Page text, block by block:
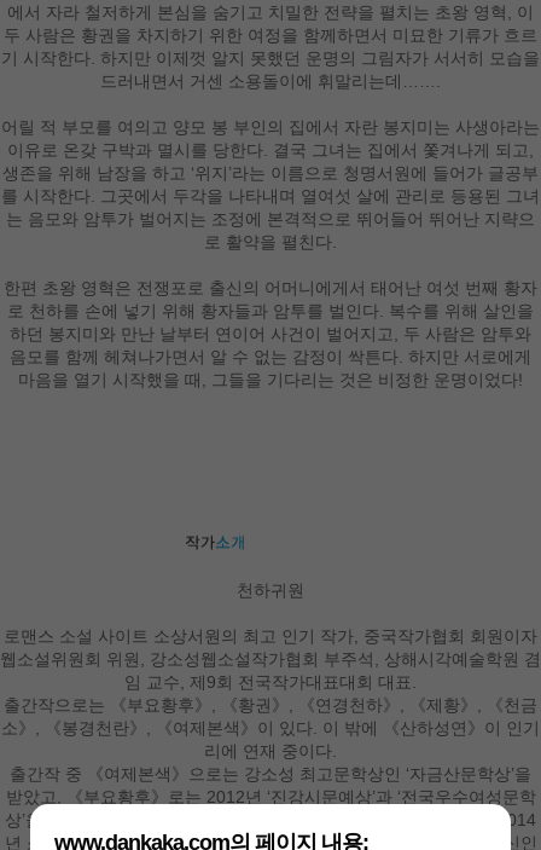
에서 자라 철저하게 본심을 숨기고 치밀한 전략을 펼치는 초왕 영혁, 이
두 사람은 황권을 차지하기 위한 여정을 함께하면서 미묘한 기류가 흐르
기 시작한다. 하지만 이제껏 알지 못했던 운명의 그림자가 서서히 모습을
드러내면서 거센 소용돌이에 휘말리는데…….
어릴 적 부모를 여의고 양모 봉 부인의 집에서 자란 봉지미는 사생아라는
이유로 온갖 구박과 멸시를 당한다. 결국 그녀는 집에서 쫓겨나게 되고,
생존을 위해 남장을 하고 ‘위지’라는 이름으로 청명서원에 들어가 글공부
를 시작한다. 그곳에서 두각을 나타내며 열여섯 살에 관리로 등용된 그녀
는 음모와 암투가 벌어지는 조정에 본격적으로 뛰어들어 뛰어난 지략으
로 활약을 펼친다.
한편 초왕 영혁은 전쟁포로 출신의 어머니에게서 태어난 여섯 번째 황자
로 천하를 손에 넣기 위해 황자들과 암투를 벌인다. 복수를 위해 살인을
하던 봉지미와 만난 날부터 연이어 사건이 벌어지고, 두 사람은 암투와
음모를 함께 헤쳐나가면서 알 수 없는 감정이 싹튼다. 하지만 서로에게
마음을 열기 시작했을 때, 그들을 기다리는 것은 비정한 운명이었다!
천하귀원
로맨스 소설 사이트 소상서원의 최고 인기 작가, 중국작가협회 회원이자
웹소설위원회 위원, 강소성웹소설작가협회 부주석, 상해시각예술학원 겸
임 교수, 제9회 전국작가대표대회 대표.
출간작으로는 《부요황후》, 《황권》, 《연경천하》, 《제황》, 《천금
소》, 《봉경천란》, 《여제본색》이 있다. 이 밖에 《산하성연》이 인기
리에 연재 중이다.
출간작 중 《여제본색》으로는 강소성 최고문학상인 ‘자금산문학상’을
받았고, 《부요황후》로는 2012년 ‘진강시문예상’과 ‘전국우수여성문학
상’을 수상했다. 2012·2013년 연속 소상서원 최고상 ‘비범성취상’, 2014
년 소상서원 ‘비범지성상’, 2017년 제2회 ‘중화문학재단 마오둔문학신인
www.dankaka.com의 페이지 내용: